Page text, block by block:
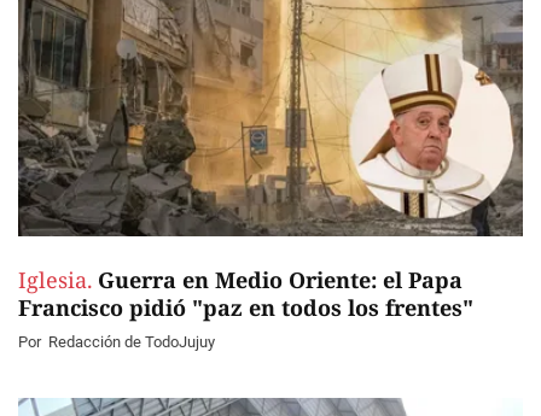
Iglesia. Guerra en Medio Oriente: el Papa
Francisco pidió "paz en todos los frentes"
Por Redacción de TodoJujuy